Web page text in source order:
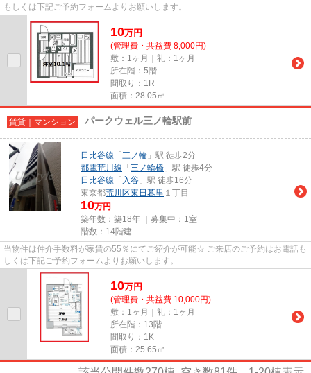
もしくは下記ご予約フォームよりお願いします。
10万円
(管理費・共益費 8,000円)
敷：1ヶ月｜礼：1ヶ月
所在階：5階
間取り：1R
面積：28.05㎡
賃貸｜マンション パークウェル三ノ輪駅前
日比谷線 「 三ノ輪 」駅 徒歩2分
都電荒川線 「 三ノ輪橋 」駅 徒歩4分
日比谷線 「 入谷 」駅 徒歩16分
東京都荒川区東日暮里 １丁目
10万円
築年数：築18年 ｜募集中： 1室
階数：14階建
当物件は仲介手数料が家賃の55％にてご紹介が可能☆ ご来店のご予約はお電話も
しくは下記ご予約フォームよりお願いします。
10万円
(管理費・共益費 10,000円)
敷：1ヶ月｜礼：1ヶ月
所在階：13階
間取り：1K
面積：25.65㎡